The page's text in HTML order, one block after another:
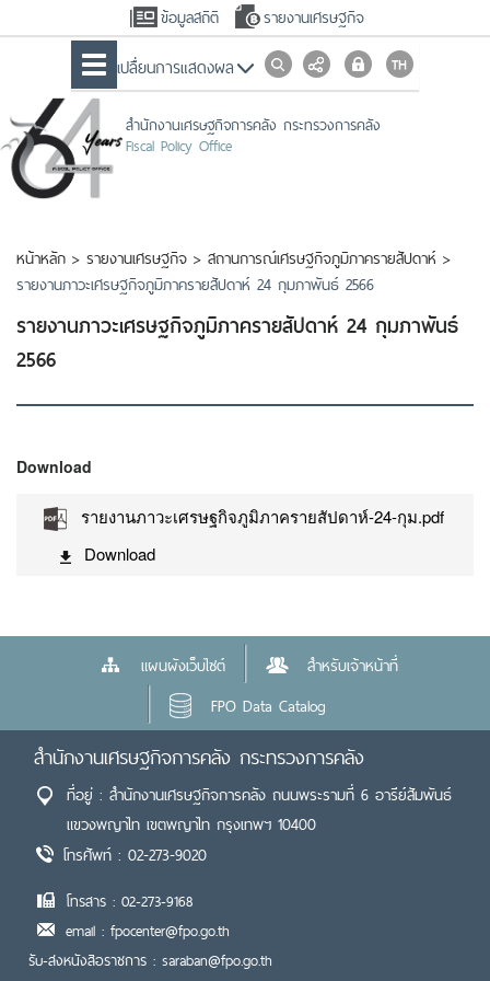
ข้อมูลสถิติ รายงานเศรษฐกิจ
เปลื่ยนการแสดงผล
สำนักงานเศรษฐกิจการคลัง กระทรวงการคลัง
Fiscal Policy Office
หน้าหลัก > รายงานเศรษฐกิจ > สถานการณ์เศรษฐกิจภูมิภาครายสัปดาห์ >
รายงานภาวะเศรษฐกิจภูมิภาครายสัปดาห์ 24 กุมภาพันธ์ 2566
รายงานภาวะเศรษฐกิจภูมิภาครายสัปดาห์ 24 กุมภาพันธ์
2566
Download
รายงานภาวะเศรษฐกิจภูมิภาครายสัปดาห์-24-กุม.pdf
Download
แผนผังเว็บไซต์
สำหรับเจ้าหน้าที่
FPO Data Catalog
สำนักงานเศรษฐกิจการคลัง กระทรวงการคลัง
ที่อยู่ : สำนักงานเศรษฐกิจการคลัง ถนนพระรามที่ 6 อารีย์สัมพันธ์
แขวงพญาไท เขตพญาไท กรุงเทพฯ 10400
โทรศัพท์ : 02-273-9020
โทรสาร : 02-273-9168
email : fpocenter@fpo.go.th
รับ-ส่งหนังสือราชการ : saraban@fpo.go.th